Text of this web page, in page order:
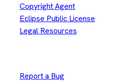
Copyright Agent
Eclipse Public License
Legal Resources
Report a Bug